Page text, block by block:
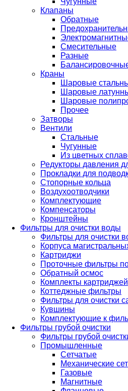
Клапаны
Обратные
Смесительные
Разные
Краны
Шаровые
Шаровые
Шаровые
Прочее
Затворы
Вентили
Стальные
Чугунные
Из цветных
Редукторы давления
Прокладки для
Стопорные кольца
Воздухоотводчики
Комплектующие
Компенсаторы
Кронштейны
Фильтры для очистки воды
Фильтры для очистки
Корпуса
Картриджи
Проточные фильтры
Обратный осмос
Комплекты картриджей
Коттеджные фильтры
Фильтры для очистки
Кувшины
Комплектующие к
Фильтры грубой очистки
Фильтры грубой
Промышленные
Сетчатые
Механические
Газовые
Магнитные